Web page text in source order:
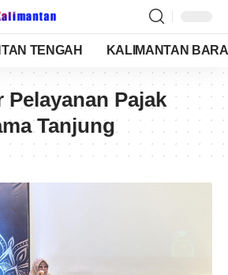
TENGAH KALIMANTAN
Pelayanan Pajak
Tanjung